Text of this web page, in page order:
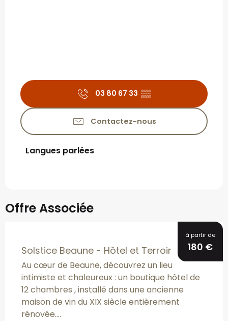
03 80 67 33 ▒▒
Contactez-nous
Langues parlées
Langues parlées
Offre Associée
à partir de
180 €
Solstice Beaune - Hôtel et Terroir
Au cœur de Beaune, découvrez un lieu
intimiste et chaleureux : un boutique hôtel de
12 chambres , installé dans une ancienne
maison de vin du XIX siècle entièrement
rénovée....
Réservable